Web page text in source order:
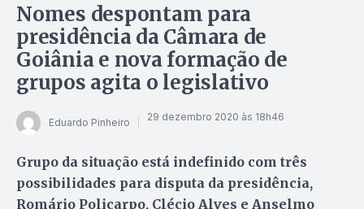
Nomes despontam para
presidência da Câmara de
Goiânia e nova formação de
grupos agita o legislativo
Eduardo Pinheiro 29 dezembro 2020 às 18h46
Grupo da situação está indefinido com três
possibilidades para disputa da presidência,
Romário Policarpo, Clécio Alves e Anselmo